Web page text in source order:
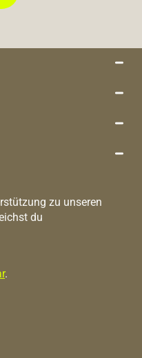
zu unseren
du
.